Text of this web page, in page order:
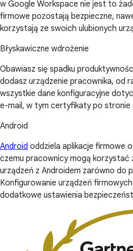
w Google Workspace nie jest to
firmowe pozostają bezpieczne,
korzystają ze swoich ulubionych
Błyskawiczne wdrożenie
Obawiasz się spadku
dodasz urządzenie pracownika, od
wszystkie dane konfiguracyjne
e-mail, w tym certyfikaty po stronie
Android
Android oddziela aplikacje firmowe
czemu pracownicy mogą korzystać
urządzeń z Androidem zarówno do
Konfigurowanie urządzeń
dodatkowe ustawienia